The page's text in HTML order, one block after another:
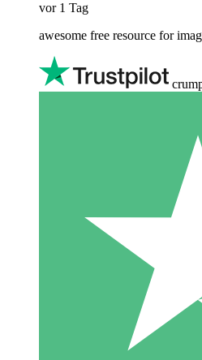
vor 1 Tag
awesome free resource for